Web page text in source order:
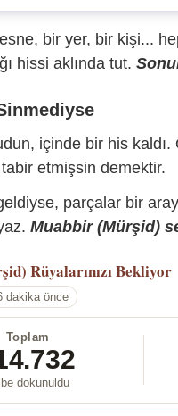
bir yer, bir kişi...
hissi aklında tut.
içinde bir his
etmişsin demektir.
parçalar bir
Muabbir (Mürşid)
Rüyalarınızı Bekliyor
dakika önce
Toplam
dokunuldu